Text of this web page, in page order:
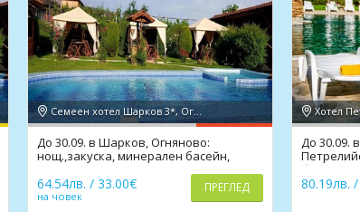
Семеен хотел Шарков 3*, Огняново
До 30.09. в Шарков, Огняново:
нощ.,закуска, минерален басейн,
64.54лв. / 33.00€
на човек
ПРЕГЛЕД
До 30.09.
80.19лв.